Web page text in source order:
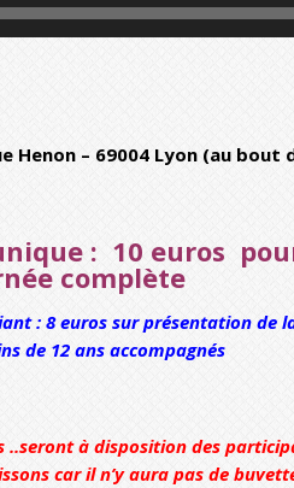
Henon – 69004 Lyon (au
: 10 euros
complète
: 8 euros sur présentation de
de 12 ans accompagnés
..seront à disposition des
car il n’y aura pas de